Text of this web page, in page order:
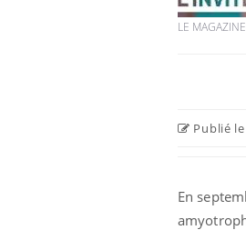
LE
Publié
En